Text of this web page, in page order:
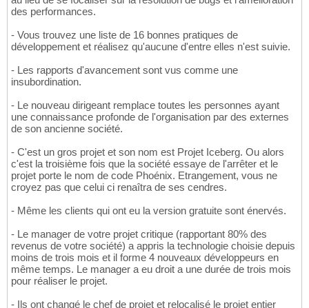
des performances.
- Vous trouvez une liste de 16 bonnes pratiques de
développement et réalisez qu'aucune d'entre elles n'est suivie.
- Les rapports d'avancement sont vus comme une
insubordination.
- Le nouveau dirigeant remplace toutes les personnes ayant
une connaissance profonde de l'organisation par des externes
de son ancienne société.
- C'est un gros projet et son nom est Projet Iceberg. Ou alors
c'est la troisième fois que la société essaye de l'arrêter et le
projet porte le nom de code Phoénix. Etrangement, vous ne
croyez pas que celui ci renaîtra de ses cendres.
- Même les clients qui ont eu la version gratuite sont énervés.
- Le manager de votre projet critique (rapportant 80% des
revenus de votre société) a appris la technologie choisie depuis
moins de trois mois et il forme 4 nouveaux développeurs en
même temps. Le manager a eu droit a une durée de trois mois
pour réaliser le projet.
- Ils ont changé le chef de projet et relocalisé le projet entier